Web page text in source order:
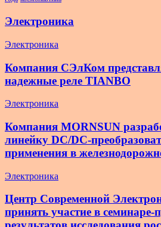
Электроника
Электроника
Компания СЭлКом
надежные реле TIANBO
Электроника
Компания MORNSUN
линейку DC/DC-
применения в
Электроника
Центр Современной
принять участие в семинаре-